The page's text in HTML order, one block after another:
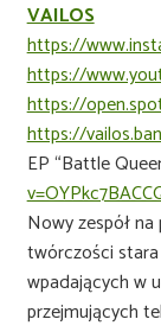
VAILOS
https://
https://
https://
https://
EP “Battle
Nowy zespół
twórczości stara
wpadających w
przejmujących